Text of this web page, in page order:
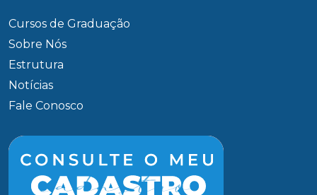
Cursos de Graduação
Sobre Nós
Estrutura
Notícias
Fale Conosco